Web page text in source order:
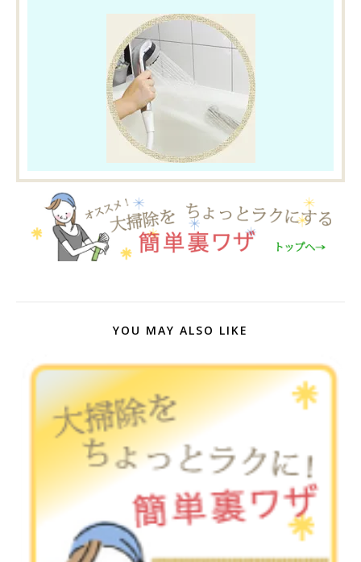
YOU MAY ALSO LIKE